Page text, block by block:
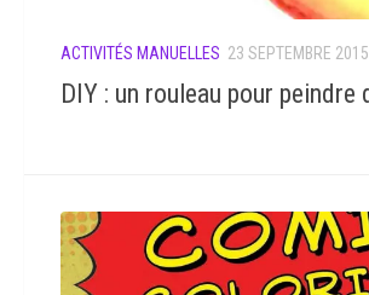
ACTIVITÉS MANUELLES 23 SEPTEMBRE 2015
DIY : un rouleau pour peindre